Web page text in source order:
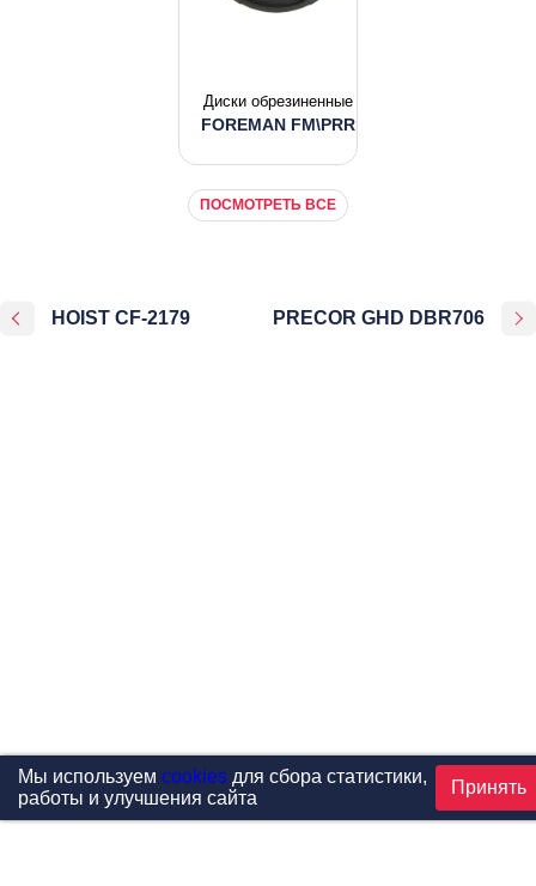
Диски обрезиненные
FOREMAN FM\PRR
ПОСМОТРЕТЬ ВСЕ
HOIST CF-2179 PRECOR GHD DBR706
Мы используем cookiesдля сбора статистики,
работы и улучшения сайта
Принять